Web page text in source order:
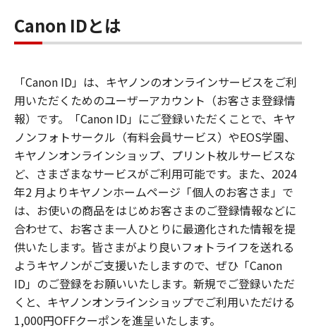
Canon IDとは
「Canon ID」は、キヤノンのオンラインサービスをご利
用いただくためのユーザーアカウント（お客さま登録情
報）です。「Canon ID」にご登録いただくことで、キヤ
ノンフォトサークル（有料会員サービス）やEOS学園、
キヤノンオンラインショップ、プリント枚ルサービスな
ど、さまざまなサービスがご利用可能です。また、2024
年2 月よりキヤノンホームページ「個人のお客さま」で
は、お使いの商品をはじめお客さまのご登録情報などに
合わせて、お客さま一人ひとりに最適化された情報を提
供いたします。皆さまがより良いフォトライフを送れる
ようキヤノンがご支援いたしますので、ぜひ「Canon
ID」のご登録をお願いいたします。新規でご登録いただ
くと、キヤノンオンラインショップでご利用いただける
1,000円OFFクーポンを進呈いたします。